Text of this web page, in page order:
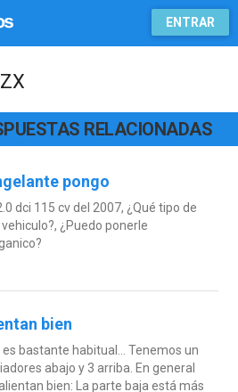
ENTRAR
RELACIONADAS
pongo
dci 115 cv del 2007, ¿Qué tipo de
¿Puedo ponerle
bien
bastante habitual... Tenemos un
abajo y 3 arriba. En general
bien: La parte baja está más